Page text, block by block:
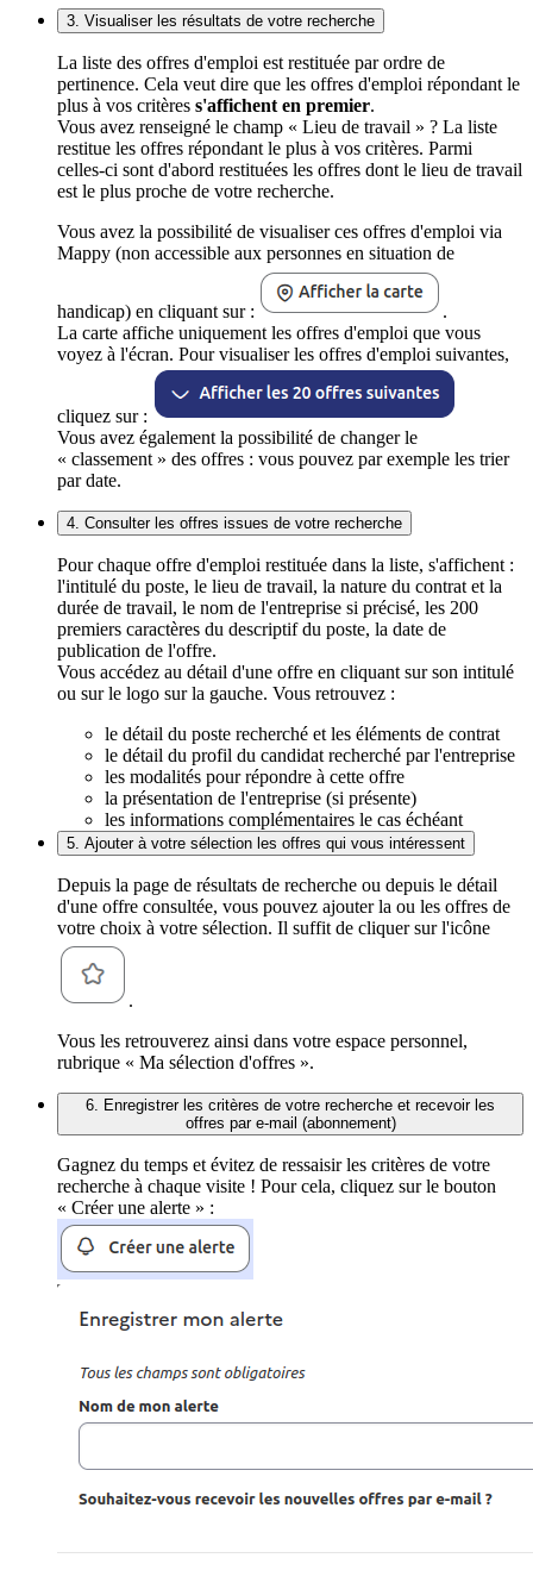
3. Visualiser les résultats de votre recherche
La liste des offres d'emploi est restituée par ordre de
pertinence. Cela veut dire que les offres d'emploi répondant le
plus à vos critères s'affichent en premier.
Vous avez renseigné le champ « Lieu de travail » ? La liste
restitue les offres répondant le plus à vos critères. Parmi
celles-ci sont d'abord restituées les offres dont le lieu de travail
est le plus proche de votre recherche.
Vous avez la possibilité de visualiser ces offres d'emploi via
Mappy (non accessible aux personnes en situation de
handicap) en cliquant sur :
.
La carte affiche uniquement les offres d'emploi que vous
voyez à l'écran. Pour visualiser les offres d'emploi suivantes,
cliquez sur :
Vous avez également la possibilité de changer le
« classement » des offres : vous pouvez par exemple les trier
par date.
4. Consulter les offres issues de votre recherche
Pour chaque offre d'emploi restituée dans la liste, s'affichent :
l'intitulé du poste, le lieu de travail, la nature du contrat et la
durée de travail, le nom de l'entreprise si précisé, les 200
premiers caractères du descriptif du poste, la date de
publication de l'offre.
Vous accédez au détail d'une offre en cliquant sur son intitulé
ou sur le logo sur la gauche. Vous retrouvez :
le détail du poste recherché et les éléments de contrat
le détail du profil du candidat recherché par l'entreprise
les modalités pour répondre à cette offre
la présentation de l'entreprise (si présente)
les informations complémentaires le cas échéant
5. Ajouter à votre sélection les offres qui vous intéressent
Depuis la page de résultats de recherche ou depuis le détail
d'une offre consultée, vous pouvez ajouter la ou les offres de
votre choix à votre sélection. Il suffit de cliquer sur l'icône
.
Vous les retrouverez ainsi dans votre espace personnel,
rubrique « Ma sélection d'offres ».
6. Enregistrer les critères de votre recherche et recevoir les
offres par e-mail (abonnement)
Gagnez du temps et évitez de ressaisir les critères de votre
recherche à chaque visite ! Pour cela, cliquez sur le bouton
« Créer une alerte » :